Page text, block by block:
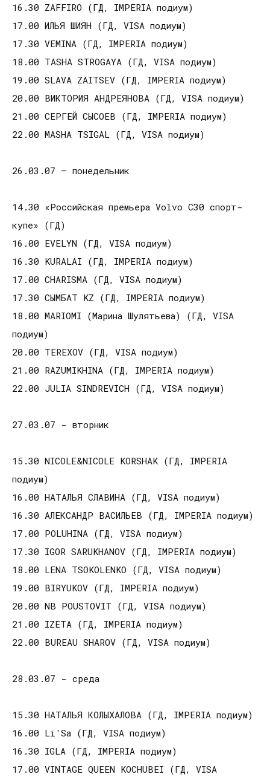
16.30 ZAFFIRO (ГД, IMPERIA подиум)
17.00 ИЛЬЯ ШИЯН (ГД, VISA подиум)
17.30 VEMINA (ГД, IMPERIA подиум)
18.00 TASHA STROGAYA (ГД, VISA подиум)
19.00 SLAVA ZAITSEV (ГД, IMPERIA подиум)
20.00 ВИКТОРИЯ АНДРЕЯНОВА (ГД, VISA подиум)
21.00 СЕРГЕЙ СЫСОЕВ (ГД, IMPERIA подиум)
22.00 MASHA TSIGAL (ГД, VISA подиум)
26.03.07 – понедельник
14.30 «Российская премьера Volvo C30 спорт-
купе» (ГД)
16.00 EVELYN (ГД, VISA подиум)
16.30 KURALAI (ГД, IMPERIA подиум)
17.00 CHARISMA (ГД, VISA подиум)
17.30 СЫМБАТ KZ (ГД, IMPERIA подиум)
18.00 MARIOMI (Марина Шулятьева) (ГД, VISA
подиум)
20.00 TEREXOV (ГД, VISA подиум)
21.00 RAZUMIKHINA (ГД, IMPERIA подиум)
22.00 JULIA SINDREVICH (ГД, VISA подиум)
27.03.07 - вторник
15.30 NICOLE&NICOLE KORSHAK (ГД, IMPERIA
подиум)
16.00 НАТАЛЬЯ СЛАВИНА (ГД, VISA подиум)
16.30 АЛЕКСАНДР ВАСИЛЬЕВ (ГД, IMPERIA подиум)
17.00 POLUHINA (ГД, VISA подиум)
17.30 IGOR SARUKHANOV (ГД, IMPERIA подиум)
18.00 LENA TSOKOLENKO (ГД, VISA подиум)
19.00 BIRYUKOV (ГД, IMPERIA подиум)
20.00 NB POUSTOVIT (ГД, VISA подиум)
21.00 IZETA (ГД, IMPERIA подиум)
22.00 BUREAU SHAROV (ГД, VISA подиум)
28.03.07 - среда
15.30 НАТАЛЬЯ КОЛЫХАЛОВА (ГД, IMPERIA подиум)
16.00 Li'Sa (ГД, VISA подиум)
16.30 IGLA (ГД, IMPERIA подиум)
17.00 VINTAGE QUEEN KOCHUBEI (ГД, VISA